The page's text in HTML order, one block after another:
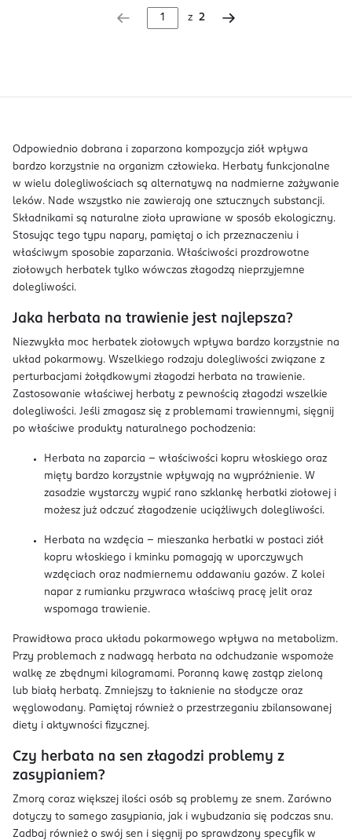
z 2
Odpowiednio dobrana i zaparzona kompozycja ziół wpływa
bardzo korzystnie na organizm człowieka. Herbaty funkcjonalne
w wielu dolegliwościach są alternatywą na nadmierne zażywanie
leków. Nade wszystko nie zawierają one sztucznych substancji.
Składnikami są naturalne zioła uprawiane w sposób ekologiczny.
Stosując tego typu napary, pamiętaj o ich przeznaczeniu i
właściwym sposobie zaparzania. Właściwości prozdrowotne
ziołowych herbatek tylko wówczas złagodzą nieprzyjemne
dolegliwości.
Jaka herbata na trawienie jest najlepsza?
Niezwykła moc herbatek ziołowych wpływa bardzo korzystnie na
układ pokarmowy. Wszelkiego rodzaju dolegliwości związane z
perturbacjami żołądkowymi złagodzi herbata na trawienie.
Zastosowanie właściwej herbaty z pewnością złagodzi wszelkie
dolegliwości. Jeśli zmagasz się z problemami trawiennymi, sięgnij
po właściwe produkty naturalnego pochodzenia:
Herbata na zaparcia – właściwości kopru włoskiego oraz
mięty bardzo korzystnie wpływają na wypróżnienie. W
zasadzie wystarczy wypić rano szklankę herbatki ziołowej i
możesz już odczuć złagodzenie uciążliwych dolegliwości.
Herbata na wzdęcia – mieszanka herbatki w postaci ziół
kopru włoskiego i kminku pomagają w uporczywych
wzdęciach oraz nadmiernemu oddawaniu gazów. Z kolei
napar z rumianku przywraca właściwą pracę jelit oraz
wspomaga trawienie.
Prawidłowa praca układu pokarmowego wpływa na metabolizm.
Przy problemach z nadwagą herbata na odchudzanie wspomoże
walkę ze zbędnymi kilogramami. Poranną kawę zastąp zieloną
lub białą herbatą. Zmniejszy to łaknienie na słodycze oraz
węglowodany. Pamiętaj również o przestrzeganiu zbilansowanej
diety i aktywności fizycznej.
Czy herbata na sen złagodzi problemy z
zasypianiem?
Zmorą coraz większej ilości osób są problemy ze snem. Zarówno
dotyczy to samego zasypiania, jak i wybudzania się podczas snu.
Zadbaj również o swój sen i sięgnij po sprawdzony specyfik w